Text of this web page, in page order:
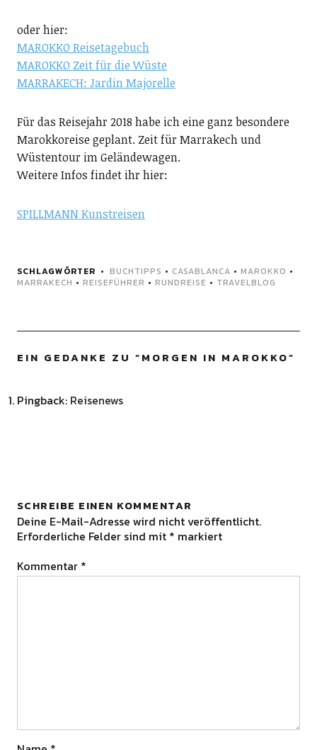
oder hier:
MAROKKO Reisetagebuch
MAROKKO Zeit für die Wüste
MARRAKECH: Jardin Majorelle
Für das Reisejahr 2018 habe ich eine ganz besondere
Marokkoreise geplant. Zeit für Marrakech und
Wüstentour im Geländewagen.
Weitere Infos findet ihr hier:
SPILLMANN Kunstreisen
SCHLAGWÖRTER BUCHTIPPS • CASABLANCA • MAROKKO •
MARRAKECH • REISEFÜHRER • RUNDREISE • TRAVELBLOG
EIN GEDANKE ZU “MORGEN IN MAROKKO”
Pingback: Reisenews
SCHREIBE EINEN KOMMENTAR
Deine E-Mail-Adresse wird nicht veröffentlicht.
Erforderliche Felder sind mit * markiert
Kommentar *